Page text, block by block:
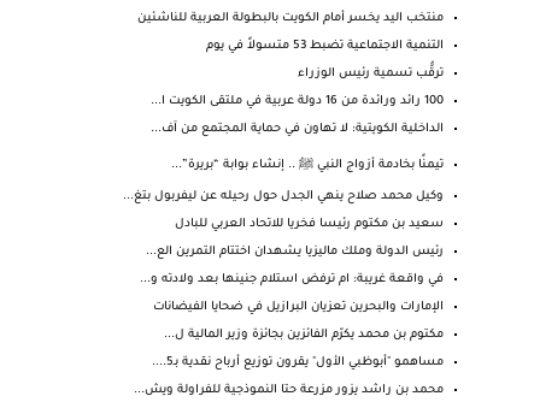
منتخب اليد يخسر أمام الكويت بالبطولة العربية للناشئين
التنمية الاجتماعية تضبط 53 متسولاً في يوم
ترقُّب تسمية رئيس الوزراء
100 رائد ورائدة من 16 دولة عربية في ملتقى الكويت ا...
الداخلية الكويتية: لا تهاون في حماية المجتمع من آف...
تيمنًا بخادمة أزواج النبي ﷺ .. إنشاء بوابة “بريرة”...
وكيل محمد صلاح ينهي الجدل حول رحيله عن ليفربول بتغ...
سعيد بن مكتوم رئيسا فخريا للاتحاد العربي للبادل
رئيس الدولة وملك ماليزيا يشهدان اختتام التمرين الع...
في واقعة غريبة: ام ترفض استلام جنينها بعد ولادته و...
الإمارات والبحرين تعزيان البرازيل في ضحايا الفيضانات
مكتوم بن محمد يكرّم الفائزين بجائزة وزير المالية ل...
مساهمو "أبوظبي الأول" يقرون توزيع أرباح نقدية بـ5....
محمد بن راشد يزور مزرعة حتا النموذجية للفراولة ويش...